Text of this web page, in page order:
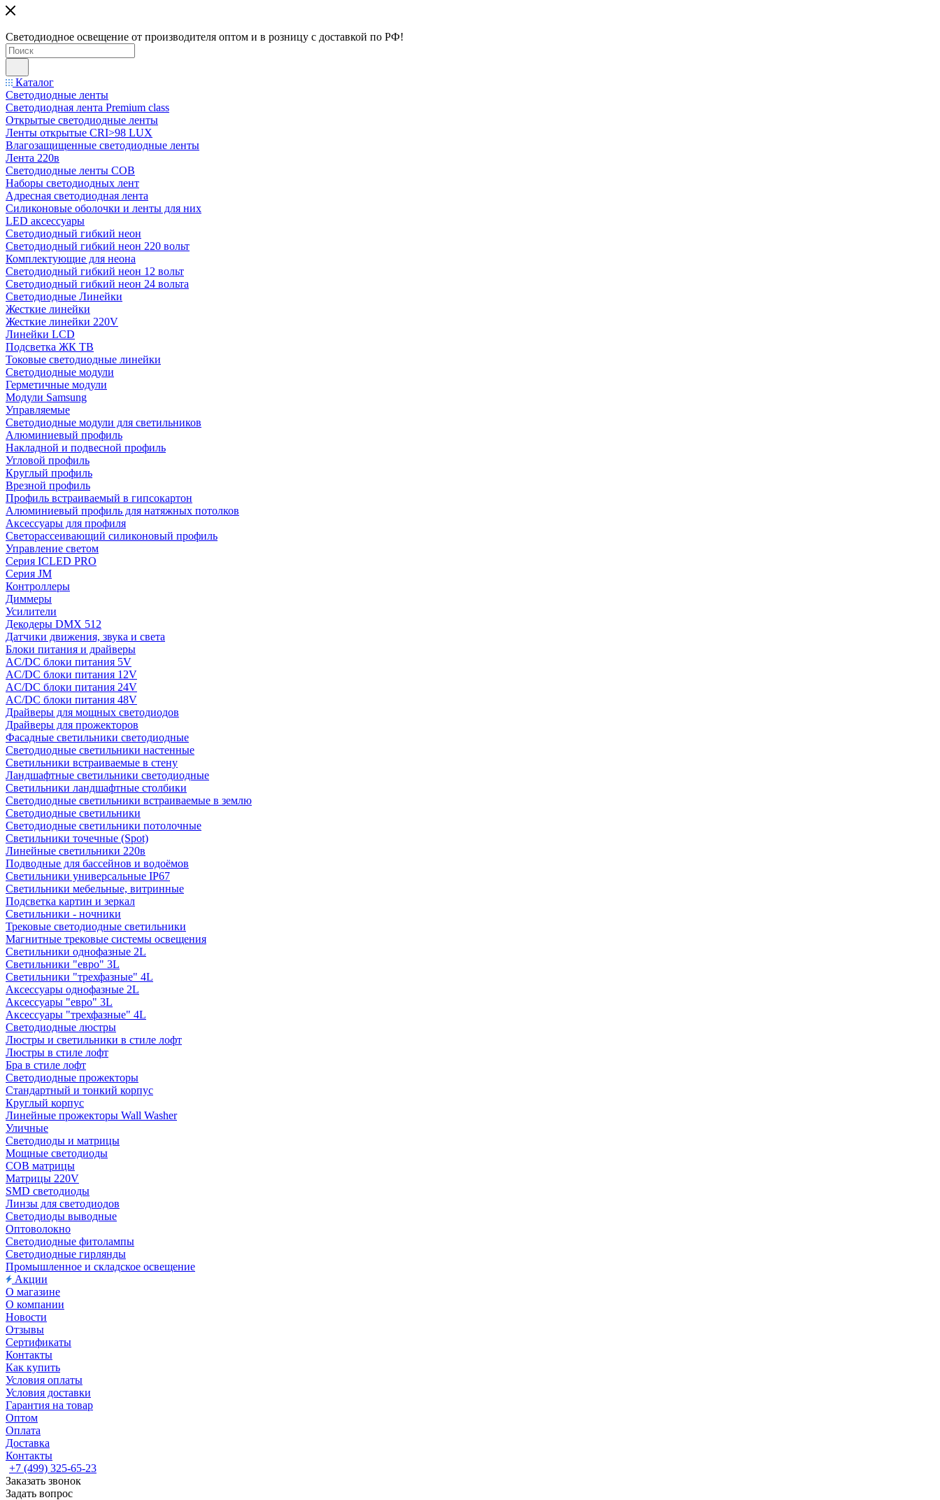
Светодиодное освещение от производителя оптом и в розницу с доставкой по РФ!
Каталог
Светодиодные ленты
Светодиодная лента Premium class
Открытые светодиодные ленты
Ленты открытые CRI>98 LUX
Влагозащищенные светодиодные ленты
Лента 220в
Светодиодные ленты COB
Наборы светодиодных лент
Адресная светодиодная лента
Силиконовые оболочки и ленты для них
LED аксессуары
Светодиодный гибкий неон
Светодиодный гибкий неон 220 вольт
Комплектующие для неона
Светодиодный гибкий неон 12 вольт
Светодиодный гибкий неон 24 вольта
Светодиодные Линейки
Жесткие линейки
Жесткие линейки 220V
Линейки LCD
Подсветка ЖК ТВ
Токовые светодиодные линейки
Светодиодные модули
Герметичные модули
Модули Samsung
Управляемые
Светодиодные модули для светильников
Алюминиевый профиль
Накладной и подвесной профиль
Угловой профиль
Круглый профиль
Врезной профиль
Профиль встраиваемый в гипсокартон
Алюминиевый профиль для натяжных потолков
Аксессуары для профиля
Светорассеивающий силиконовый профиль
Управление светом
Серия ICLED PRO
Серия JM
Контроллеры
Диммеры
Усилители
Декодеры DMX 512
Датчики движения, звука и света
Блоки питания и драйверы
AC/DC блоки питания 5V
AC/DC блоки питания 12V
AC/DC блоки питания 24V
AC/DC блоки питания 48V
Драйверы для мощных светодиодов
Драйверы для прожекторов
Фасадные светильники светодиодные
Светодиодные светильники настенные
Светильники встраиваемые в стену
Ландшафтные светильники светодиодные
Светильники ландшафтные столбики
Светодиодные светильники встраиваемые в землю
Светодиодные светильники
Светодиодные светильники потолочные
Светильники точечные (Spot)
Линейные светильники 220в
Подводные для бассейнов и водоёмов
Светильники универсальные IP67
Светильники мебельные, витринные
Подсветка картин и зеркал
Светильники - ночники
Трековые светодиодные светильники
Магнитные трековые системы освещения
Светильники однофазные 2L
Светильники "евро" 3L
Светильники "трехфазные" 4L
Аксессуары однофазные 2L
Аксессуары "евро" 3L
Аксессуары "трехфазные" 4L
Светодиодные люстры
Люстры и светильники в стиле лофт
Люстры в стиле лофт
Бра в стиле лофт
Светодиодные прожекторы
Стандартный и тонкий корпус
Круглый корпус
Линейные прожекторы Wall Washer
Уличные
Светодиоды и матрицы
Мощные светодиоды
COB матрицы
Матрицы 220V
SMD светодиоды
Линзы для светодиодов
Светодиоды выводные
Оптоволокно
Светодиодные фитолампы
Светодиодные гирлянды
Промышленное и складское освещение
Акции
О магазине
О компании
Новости
Отзывы
Сертификаты
Контакты
Как купить
Условия оплаты
Условия доставки
Гарантия на товар
Оптом
Оплата
Доставка
Контакты
+7 (499) 325-65-23
Заказать звонок
Задать вопрос